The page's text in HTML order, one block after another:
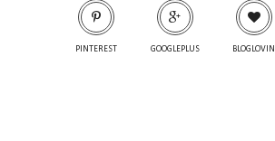
PINTEREST GOOGLEPLUS BLOGLOVIN